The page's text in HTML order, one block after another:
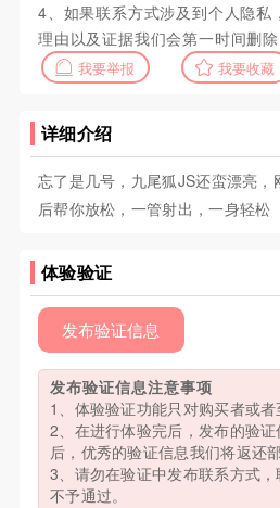
4、如果联系方式涉及到个人隐私
理由以及证据我们会第一时间删除
我要举报 我要收藏
详细介绍
忘了是几号，九尾狐JS还蛮漂亮
后帮你放松，一管射出，一身轻松
体验验证
发布验证信息
发布验证信息注意事项
1、体验验证功能只对购买者或者
2、在进行体验完后，发布的验
后，优秀的验证信息我们将返还
3、请勿在验证中发布联系方式
不予通过。